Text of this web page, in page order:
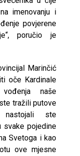
imenovanju i
povjerene
poručio je
Marinčić
oče Kardinale
naše
tražili putove
nastojali ste
svake pojedine
Svetoga i kao
ove mjesne